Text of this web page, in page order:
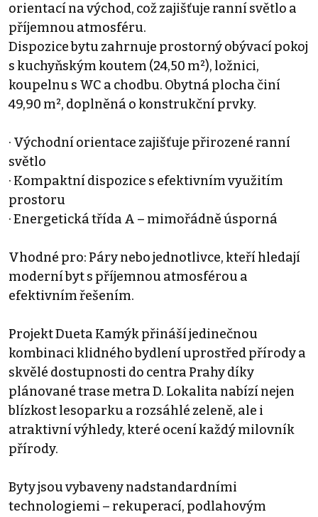
orientací na východ, což zajišťuje ranní světlo a
příjemnou atmosféru.
Dispozice bytu zahrnuje prostorný obývací pokoj
s kuchyňským koutem (24,50 m²), ložnici,
koupelnu s WC a chodbu. Obytná plocha činí
49,90 m², doplněná o konstrukční prvky.
· Východní orientace zajišťuje přirozené ranní
světlo
· Kompaktní dispozice s efektivním využitím
prostoru
· Energetická třída A – mimořádně úsporná
Vhodné pro: Páry nebo jednotlivce, kteří hledají
moderní byt s příjemnou atmosférou a
efektivním řešením.
Projekt Dueta Kamýk přináší jedinečnou
kombinaci klidného bydlení uprostřed přírody a
skvělé dostupnosti do centra Prahy díky
plánované trase metra D. Lokalita nabízí nejen
blízkost lesoparku a rozsáhlé zeleně, ale i
atraktivní výhledy, které ocení každý milovník
přírody.
Byty jsou vybaveny nadstandardními
technologiemi – rekuperací, podlahovým